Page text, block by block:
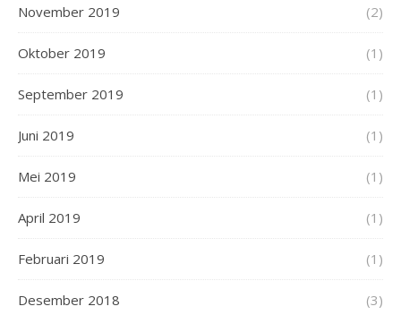
November 2019 (2)
Oktober 2019 (1)
September 2019 (1)
Juni 2019 (1)
Mei 2019 (1)
April 2019 (1)
Februari 2019 (1)
Desember 2018 (3)